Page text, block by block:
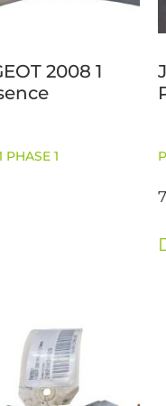
2008 1
PHASE 1